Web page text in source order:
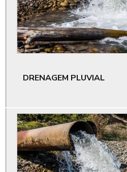
Empresa que aluga escavadeira
Empresa que aluga máquinas
Empresa que loca máquina
Empresas de pavimentação de
DRENAGEM PLUVIAL